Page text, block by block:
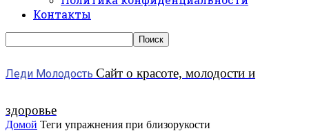
Контакты
Леди Молодость Сайт о красоте, молодости и
здоровье
Домой Теги упражнения при близорукости